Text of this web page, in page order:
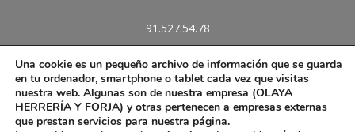
91.527.54.78
652.95.32.97
olaya.forja@telefonica.net
Una cookie es un pequeño archivo de información que se guarda
en tu ordenador, smartphone o tablet cada vez que visitas
nuestra web. Algunas son de nuestra empresa (OLAYA
HERRERÍA Y FORJA) y otras pertenecen a empresas externas
que prestan servicios para nuestra página.